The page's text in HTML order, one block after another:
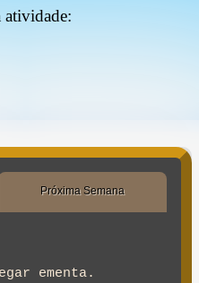
atividade:
Próxima Semana
ementa.